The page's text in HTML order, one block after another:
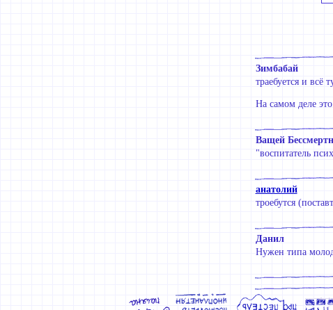
Зимбабай
траебуется и всё
На самом деле это
Ващей
"воспитатель
анатолий
троебутся
Данил
Нужен типа